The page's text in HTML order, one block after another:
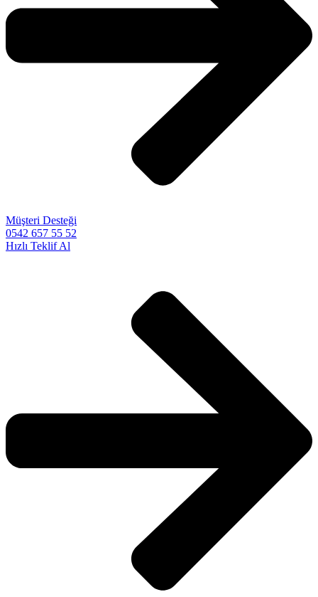
Müşteri Desteği
0542 657 55 52
Hızlı Teklif Al